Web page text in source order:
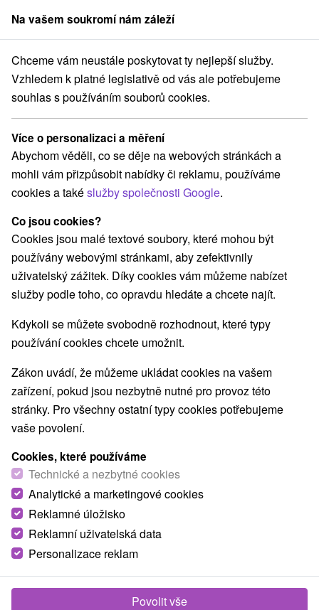
člen skupinySorger
Slovensko Žilinský kraj Malatíny Chalupy na Majeri Malatíny
Chalupy na Majeri Malatíny
Malatíny
Rezervovat přes booking
REZERVACE A VÝBĚR POBYTU
Kontaktujte přímo ubytovatele.
Navigovat do místa
O ZAŘÍZENÍ VYBAVENÍ
Na vašem soukromí nám záleží
Chceme vám neustále poskytovat ty nejlepší služby.
Vzhledem k platné legislativě od vás ale potřebujeme
souhlas s používáním souborů cookies.
Více o personalizaci a měření
Abychom věděli, co se děje na webových stránkách a
mohli vám přizpůsobit nabídky či reklamu, používáme
cookies a takéslužby společnosti Google.
Co jsou cookies?
Cookies jsou malé textové soubory, které mohou být
používány webovými stránkami, aby zefektivnily
uživatelský zážitek. Díky cookies vám můžeme nabízet
služby podle toho, co opravdu hledáte a chcete najít.
Kdykoli se můžete svobodně rozhodnout, které typy
používání cookies chcete umožnit.
Zákon uvádí, že můžeme ukládat cookies na vašem
zařízení, pokud jsou nezbytně nutné pro provoz této
stránky. Pro všechny ostatní typy cookies potřebujeme
vaše povolení.
Cookies, které používáme
Technické a nezbytné cookies
Analytické a marketingové cookies
Reklamné úložisko
Reklamní uživatelská data
Personalizace reklam
Povolit vše